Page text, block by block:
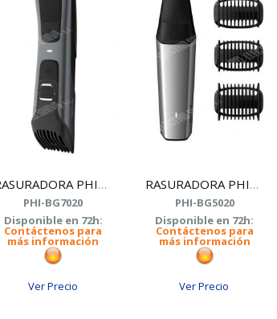
RASURADORA PHILIPS BG7020/15
PHI-BG7020
Disponible en 72h:
Contáctenos para
más información
Ver Precio
RASURADORA PHILIPS BG5020 MASCULINA REC
PHI-BG5020
Disponible en 72h:
Contáctenos para
más información
Ver Precio